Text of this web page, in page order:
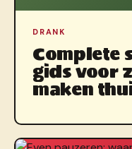
DRANK
Complete
gids voor
maken